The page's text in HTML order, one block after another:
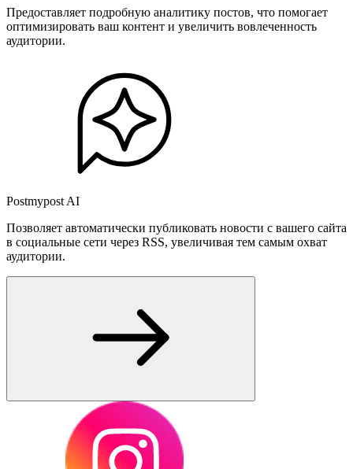
Предоставляет подробную аналитику постов, что помогает
оптимизировать ваш контент и увеличить вовлеченность
аудитории.
Postmypost AI
Позволяет автоматически публиковать новости с вашего сайта
в социальные сети через RSS, увеличивая тем самым охват
аудитории.